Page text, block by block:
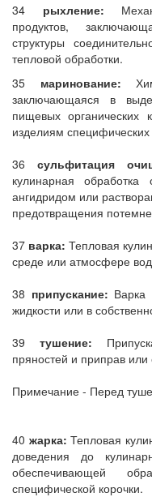
34 рыхление:
продуктов,
структуры
тепловой обработки.
35 маринование:
заключающаяся в
пищевых органических
изделиям
36 сульфитация
кулинарная
ангидридом или
предотвращения
37 варка: Тепловая
среде или атмосфере
38 припускание: Варка
жидкости или в
39 тушение:
пряностей и приправ или
Примечание - Перед
40 жарка: Тепловая
доведения до
обеспечивающей
специфической корочки.